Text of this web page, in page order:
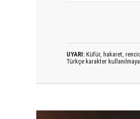
UYARI: Küfür, hakaret,
Türkçe karakter